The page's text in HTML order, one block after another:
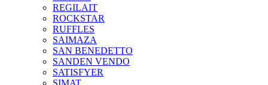
REGILAIT
ROCKSTAR
RUFFLES
SAIMAZA
SAN BENEDETTO
SANDEN VENDO
SATISFYER
SIMAT